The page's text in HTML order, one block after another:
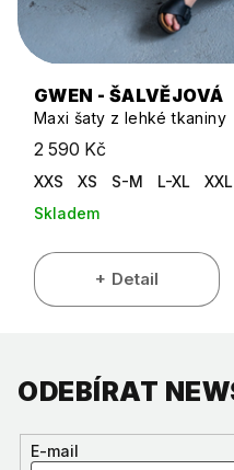
GWEN - ŠALVĚJOVÁ
Maxi šaty z lehké tkaniny
2 590 Kč
XXS XS S-M L-XL XXL
Skladem
Detail
ODEBÍRAT
E-mail